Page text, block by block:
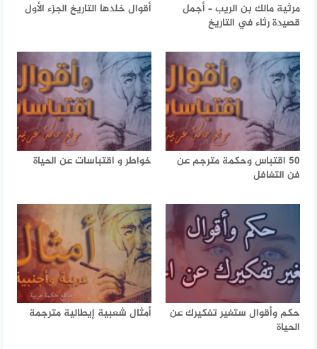
مرثية مالك بن الريب – أجمل
قصيدة رثاء في التاريخ
أقوال خلدها التاريخ الجزء الأول
50 اقتباس وحكمة مترجم عن
فن التغافل
خواطر و اقتباسات عن الحياة
حكم وأقوال ستغير تفكيرك عن
الحياة
أمثال شعبية إيطالية مترجمة